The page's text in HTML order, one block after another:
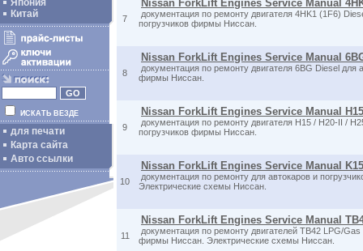
Япония
Китай
ИСКАТЬ ВЕЗДЕ
для печати
Карта сайта
Авто ссылки
7
Nissan ForkLift Engines Service Manual
документация по ремонту двигателя 4HK1 (1F6)
погрузчиков фирмы Ниссан.
8
Nissan ForkLift Engines Service Manual
документация по ремонту двигателя 6BG Diesel для
фирмы Ниссан.
9
Nissan ForkLift Engines Service Manual
документация по ремонту двигателя H15 / H20-II /
погрузчиков фирмы Ниссан.
10
Nissan ForkLift Engines Service Manual
документация по ремонту для автокаров и
Электрические схемы Ниссан.
11
Nissan ForkLift Engines Service Manual
документация по ремонту двигателей TB42 LPG/Gas
фирмы Ниссан. Электрические схемы Ниссан.